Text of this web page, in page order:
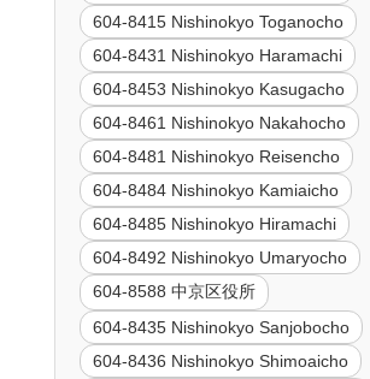
604-8415 Nishinokyo Toganocho
604-8431 Nishinokyo Haramachi
604-8453 Nishinokyo Kasugacho
604-8461 Nishinokyo Nakahocho
604-8481 Nishinokyo Reisencho
604-8484 Nishinokyo Kamiaicho
604-8485 Nishinokyo Hiramachi
604-8492 Nishinokyo Umaryocho
604-8588 中京区役所
604-8435 Nishinokyo Sanjobocho
604-8436 Nishinokyo Shimoaicho